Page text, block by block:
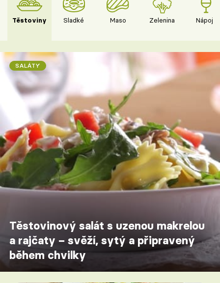
Těstoviny Sladké Maso Zelenina Nápoje
SALÁTY
Těstovinový salát s uzenou makrelou
a rajčaty – svěží, sytý a připravený
během chvilky